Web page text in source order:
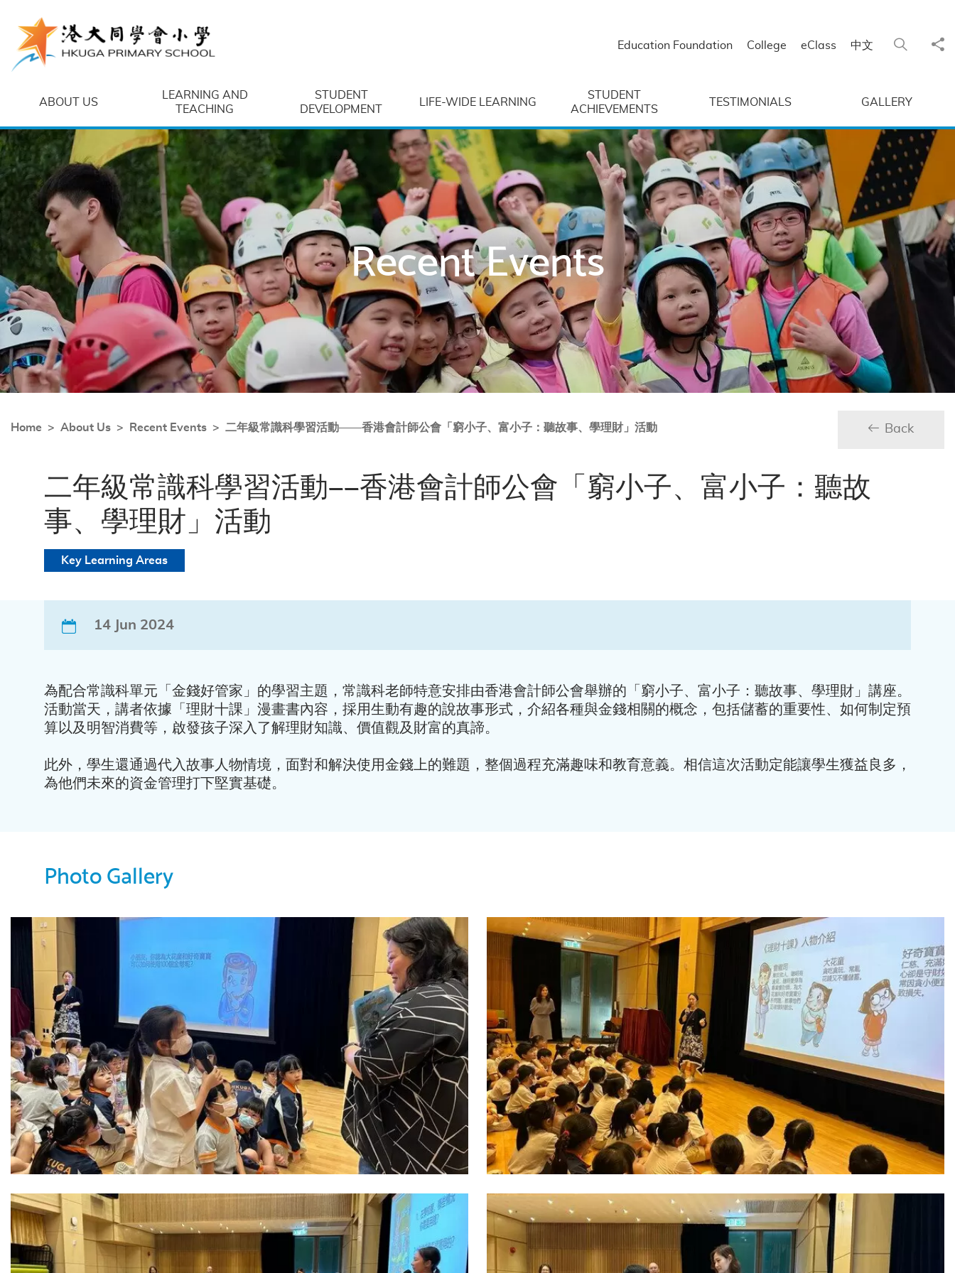
Education Foundation College eClass 中文 Search
ABOUT US
LEARNING AND
TEACHING
STUDENT
DEVELOPMENT
LIFE-WIDE LEARNING
STUDENT
ACHIEVEMENTS
TESTIMONIALS GALLERY
Recent Events
Home About Us Recent Events 二年級常識科學習活動——香港會計師公會「窮小子、富小子：聽故事、學理財」活動 Back
二年級常識科學習活動——香港會計師公會「窮小子、富小子：聽故
事、學理財」活動
Key Learning Areas
14 Jun 2024
為配合常識科單元「金錢好管家」的學習主題，常識科老師特意安排由香港會計師公會舉辦的「窮小子、富小子：聽故事、學理財」講座。
活動當天，講者依據「理財十課」漫畫書內容，採用生動有趣的說故事形式，介紹各種與金錢相關的概念，包括儲蓄的重要性、如何制定預
算以及明智消費等，啟發孩子深入了解理財知識、價值觀及財富的真諦。
此外，學生還通過代入故事人物情境，面對和解決使用金錢上的難題，整個過程充滿趣味和教育意義。相信這次活動定能讓學生獲益良多，
為他們未來的資金管理打下堅實基礎。
Photo Gallery